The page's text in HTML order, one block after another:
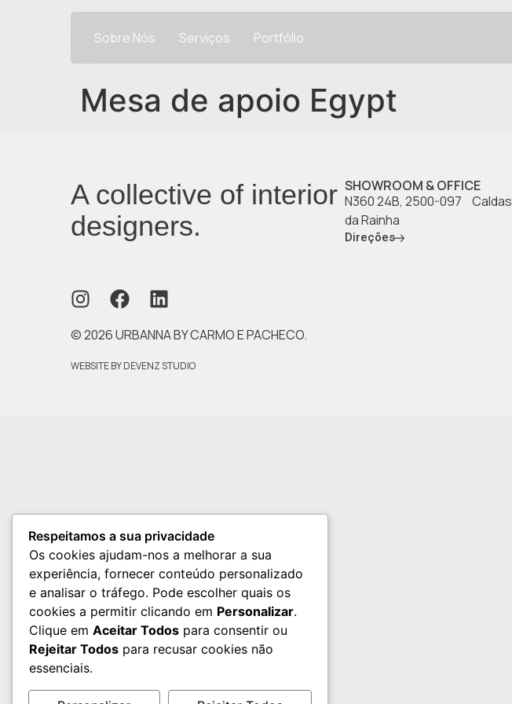
Sobre Nós Serviços Portfólio
Mesa de apoio Egypt
A collective of interior
designers.
© 2026 URBANNA BY CARMO E PACHECO.
WEBSITE BY DEVENZ STUDIO
SHOWROOM & OFFICE
N360 24B, 2500-097 Caldas
da Rainha
Direções
Respeitamos a sua privacidade
Os cookies ajudam-nos a melhorar a sua
experiência, fornecer conteúdo personalizado
e analisar o tráfego. Pode escolher quais os
cookies a permitir clicando em Personalizar.
Clique em Aceitar Todos para consentir ou
Rejeitar Todos para recusar cookies não
essenciais.